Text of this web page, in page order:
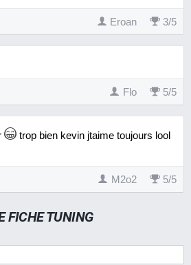
Eroan 3/5
Flo 5/5
trop bien kevin jtaime toujours lool
M2o2 5/5
FICHE TUNING